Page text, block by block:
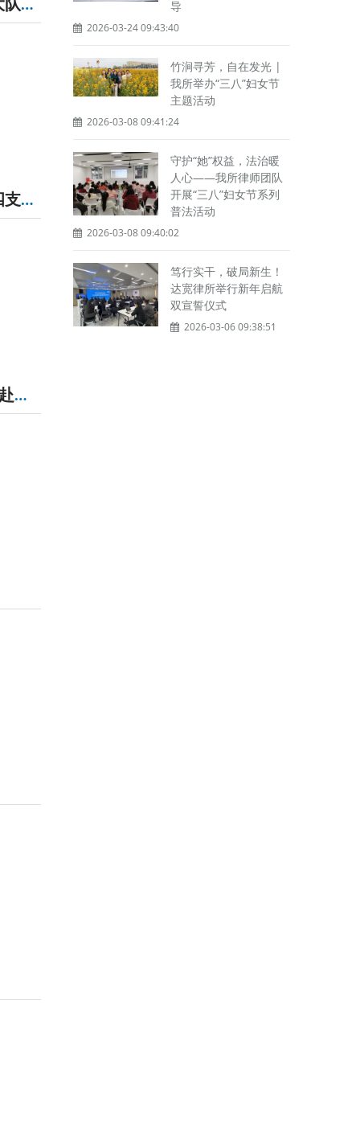
我所与省交通运输综合行政执法总队第四支队服监、六、十大队、省高速公安四分局六大队等单位联合开展主题党日活动
我所党支部、团支部与四川省交通运输综合行政执法总队第四支队开展联建活动
传承延安精神，赓续红色血脉——四川达宽律师事务所党支部赴延安开展爱国主义教育活动
导
2026-03-24 09:43:40
竹涧寻芳，自在发光 |
我所举办“三八”妇女节
主题活动
2026-03-08 09:41:24
守护“她”权益，法治暖
人心——我所律师团队
开展“三八”妇女节系列
普法活动
2026-03-08 09:40:02
笃行实干，破局新生！
达宽律所举行新年启航
双宣誓仪式
2026-03-06 09:38:51